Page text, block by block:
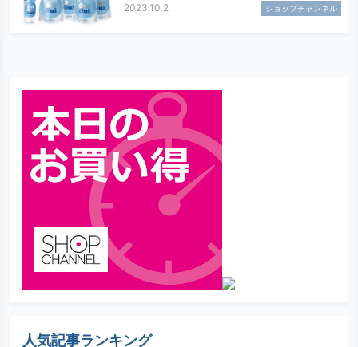
2023.10.2 ショップチャンネル
人気記事ランキング